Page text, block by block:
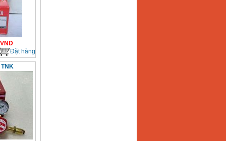
VND
Đặt hàng